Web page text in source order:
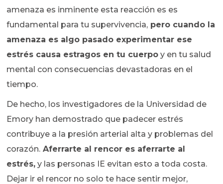
amenaza es inminente esta reacción es es
fundamental para tu supervivencia, pero cuando la
amenaza es algo pasado experimentar ese
estrés causa estragos en tu cuerpo y en tu salud
mental con consecuencias devastadoras en el
tiempo.
De hecho, los investigadores de la Universidad de
Emory han demostrado que padecer estrés
contribuye a la presión arterial alta y problemas del
corazón. Aferrarte al rencor es aferrarte al
estrés, y las personas IE evitan esto a toda costa.
Dejar ir el rencor no solo te hace sentir mejor,